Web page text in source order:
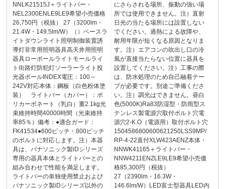
NNLK21515J＋ライトバー・
NEL2300ENLE9LE9希望小売価格
26,750円（税抜） 27（3200lm・
21.4W・149.5lm/W）（）ベースラ
イトダウンライト照明制御装置誘
導灯非常用照明器具高天井用照明
器具ローポールライトモールライ
ト街路灯防犯灯ソーラーライト投
光器ポールINDEX電圧：100～
242V対応本体：鋼板（白色粉体塗
装） ライトバー（カバー）：ポ
リカーボネート（乳白）重2.1kg光
束維持時間40000時間（光束維持
率85％）備考：●適合ガード：
FK41534●600ピッチ・800ピッチ
のボルトに対応します。注）本器
具は、パナソニック製iDシリーズ
専用の器具本体とライトバーとの
組み合わせで性能を満足します。
ライトバーの単独使用禁止および
パナソニック製iDシリーズ以外の
にさらされる場所、振動の強い場
所では使用できません。注）直射
日光の当たる場所には設置しない
でください。過熱による故障や、
耐用年限が短くなる原因となりま
す。注）エアコンの吹出し口の冷
風が直接当たらない位置に器具を
設置してください。注）工事の際
は、防水処理のため自己融着テー
プが必要です。別途ご準備くださ
い。注）調光はできません。昼白
色(5000K)Ra83防湿型・防雨型ス
テンレス製電源穴取付ボルト穴電
源穴2-K.O（電源用）取付ボルト穴
1504586800600621250LSS9MP/
RP-4-22直付XLW423AENZ本体・
NNWK41165＋ライトバー・
NNW4211ENZLE9LE9希望小売価
格85,300円（税抜）
27（2390lm・16.3W・
146.6lm/W）LED富士型器具LED内